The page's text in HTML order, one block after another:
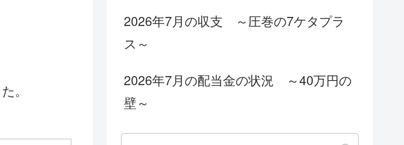
。
2026年7月の収支 ～圧巻の7ケタプラ
ス～
2026年7月の配当金の状況 ～40万円の
壁～